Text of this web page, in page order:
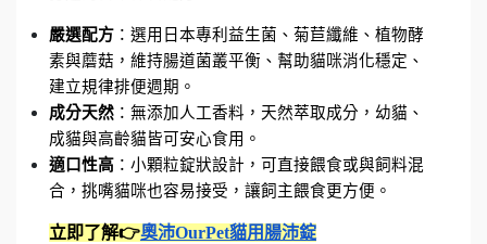
嚴選配方 ：選用日本專利益生菌、菊苣纖維、植物酵
素與蘑菇，維持腸道菌叢平衡、幫助貓咪消化穩定、
建立規律排便週期。
成分天然 ：無添加人工香料，天然萃取成分，幼貓、
成貓與高齡貓皆可安心食用。
適口性高 ：小顆粒錠狀設計，可直接餵食或與飼料混
合，挑嘴貓咪也容易接受，讓飼主餵食更方便。
立即了解👉奧沛OurPet貓用腸沛錠